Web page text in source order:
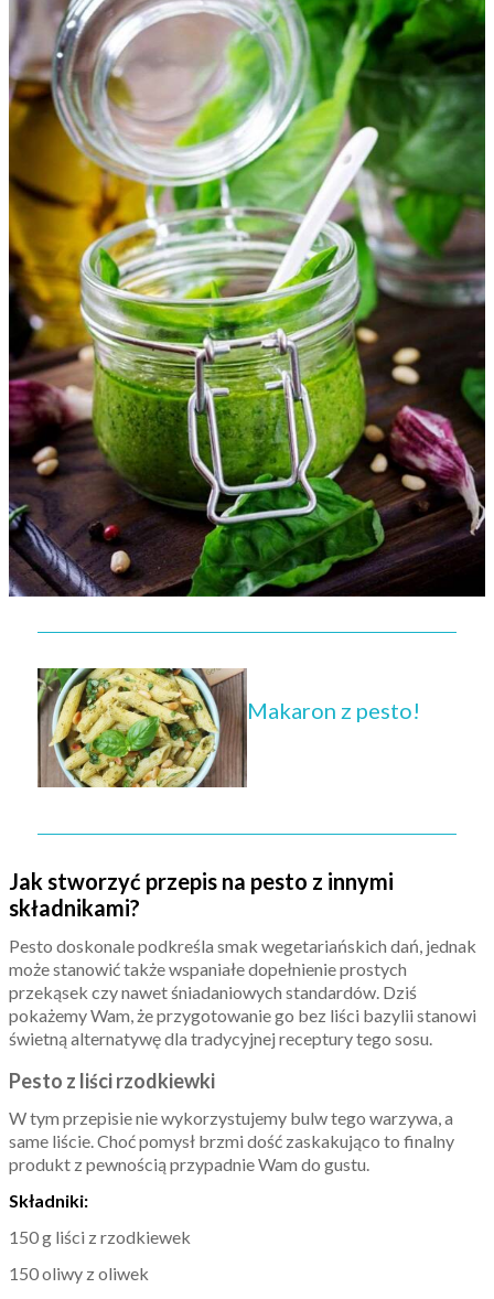
Makaron z pesto!
Jak stworzyć przepis na pesto z innymi
składnikami?
Pesto doskonale podkreśla smak wegetariańskich dań, jednak
może stanowić także wspaniałe dopełnienie prostych
przekąsek czy nawet śniadaniowych standardów. Dziś
pokażemy Wam, że przygotowanie go bez liści bazylii stanowi
świetną alternatywę dla tradycyjnej receptury tego sosu.
Pesto z liści rzodkiewki
W tym przepisie nie wykorzystujemy bulw tego warzywa, a
same liście. Choć pomysł brzmi dość zaskakująco to finalny
produkt z pewnością przypadnie Wam do gustu.
Składniki:
150 g liści z rzodkiewek
150 oliwy z oliwek